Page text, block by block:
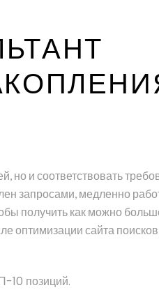
но и соответствовать
запросами, медленно
получить как можно
оптимизации сайта
10 позиций.